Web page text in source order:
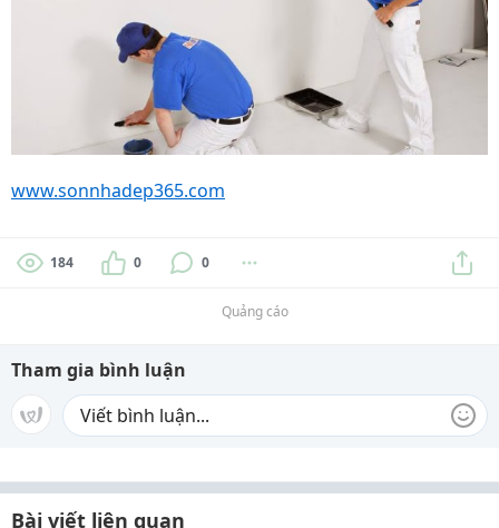
www.sonnhadep365.com
184 0 0
Quảng cáo
Tham gia bình luận
Bài viết liên quan